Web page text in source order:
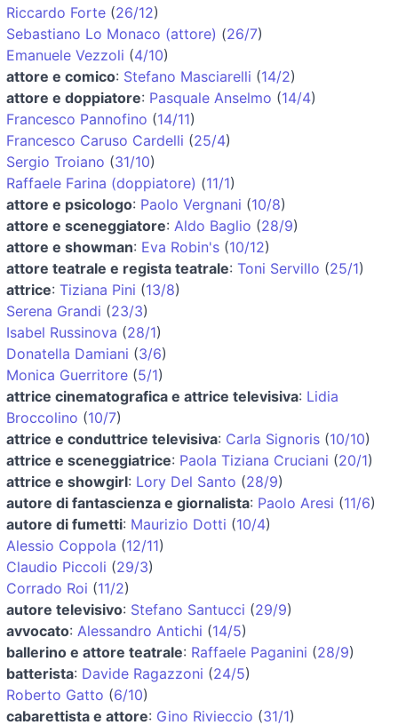
Riccardo Forte (26/12)
Sebastiano Lo Monaco (attore) (26/7)
Emanuele Vezzoli (4/10)
attore e comico: Stefano Masciarelli (14/2)
attore e doppiatore: Pasquale Anselmo (14/4)
Francesco Pannofino (14/11)
Francesco Caruso Cardelli (25/4)
Sergio Troiano (31/10)
Raffaele Farina (doppiatore) (11/1)
attore e psicologo: Paolo Vergnani (10/8)
attore e sceneggiatore: Aldo Baglio (28/9)
attore e showman: Eva Robin's (10/12)
attore teatrale e regista teatrale: Toni Servillo (25/1)
attrice: Tiziana Pini (13/8)
Serena Grandi (23/3)
Isabel Russinova (28/1)
Donatella Damiani (3/6)
Monica Guerritore (5/1)
attrice cinematografica e attrice televisiva: Lidia
Broccolino (10/7)
attrice e conduttrice televisiva: Carla Signoris (10/10)
attrice e sceneggiatrice: Paola Tiziana Cruciani (20/1)
attrice e showgirl: Lory Del Santo (28/9)
autore di fantascienza e giornalista: Paolo Aresi (11/6)
autore di fumetti: Maurizio Dotti (10/4)
Alessio Coppola (12/11)
Claudio Piccoli (29/3)
Corrado Roi (11/2)
autore televisivo: Stefano Santucci (29/9)
avvocato: Alessandro Antichi (14/5)
ballerino e attore teatrale: Raffaele Paganini (28/9)
batterista: Davide Ragazzoni (24/5)
Roberto Gatto (6/10)
cabarettista e attore: Gino Rivieccio (31/1)